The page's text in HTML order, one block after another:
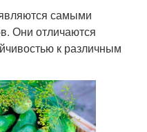
самыми
Они отличаются
к различным